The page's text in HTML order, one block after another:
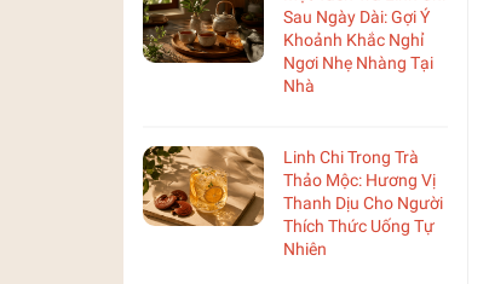
Sau Ngày Dài: Gợi Ý
Khoảnh Khắc Nghỉ
Ngơi Nhẹ Nhàng Tại
Nhà
Linh Chi Trong Trà
Thảo Mộc: Hương Vị
Thanh Dịu Cho Người
Thích Thức Uống Tự
Nhiên